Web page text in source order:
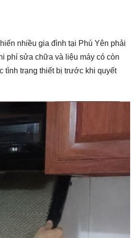
nhiều gia đình tại Phú Yên phải
phí sửa chữa và liệu máy có còn
tình trạng thiết bị trước khi quyết